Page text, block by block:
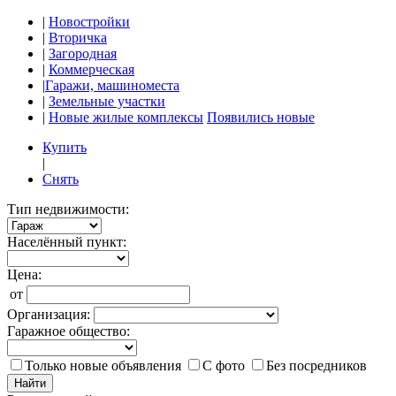
| Новостройки
| Вторичка
| Загородная
| Коммерческая
|Гаражи, машиноместа
| Земельные участки
| Новые жилые комплексы Появились новые
Купить
|
Снять
Тип недвижимости:
Населённый пункт:
Цена:
от
Организация:
Гаражное общество:
Только новые объявления С фото Без посредников
Найти